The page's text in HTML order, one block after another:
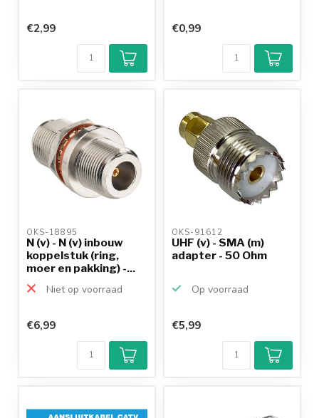
€2,99 €0,99
OKS-18895
N (v) - N (v) inbouw
koppelstuk (ring,
moer en pakking) -...
Niet op voorraad
€6,99
OKS-91612
UHF (v) - SMA (m)
adapter - 50 Ohm
Op voorraad
€5,99